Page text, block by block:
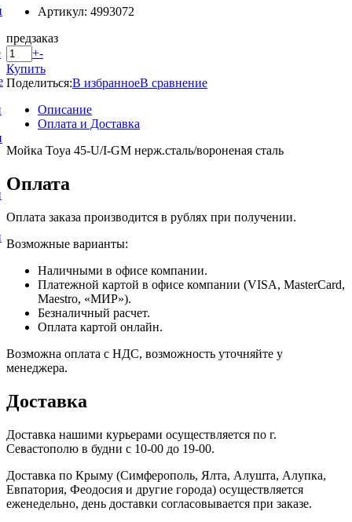
Артикул: 4993072
предзаказ
+-
Купить
Поделиться:В избранноеВ сравнение
Описание
Оплата и Доставка
Мойка Toya 45-U/I-GM нерж.сталь/вороненая сталь
Оплата
Оплата заказа производится в рублях при получении.
Возможные варианты:
Наличными в офисе компании.
Платежной картой в офисе компании (VISA, MasterCard,
Maestro, «МИР»).
Безналичный расчет.
Оплата картой онлайн.
Возможна оплата с НДС, возможность уточняйте у
менеджера.
Доставка
Доставка нашими курьерами осуществляется по г.
Севастополю в будни с 10-00 до 19-00.
Доставка по Крыму (Симферополь, Ялта, Алушта, Алупка,
Евпатория, Феодосия и другие города) осуществляется
еженедельно, день доставки согласовывается при заказе.